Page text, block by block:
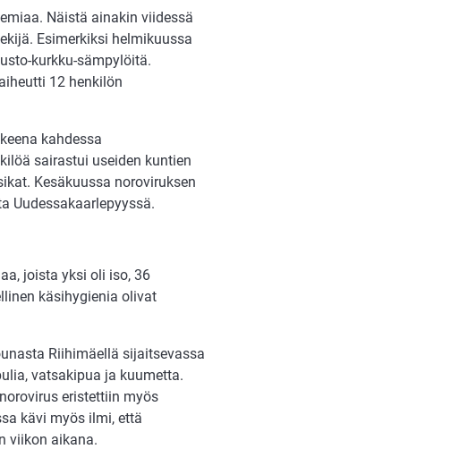
Näistä ainakin viidessä
Esimerkiksi helmikuussa
kurkku-sämpylöitä.
12 henkilön
kahdessa
sairastui useiden kuntien
Kesäkuussa noroviruksen
Uudessakaarlepyyssä.
joista yksi oli iso, 36
käsihygienia olivat
Riihimäellä sijaitsevassa
vatsakipua ja kuumetta.
eristettiin myös
kävi myös ilmi, että
viikon aikana.